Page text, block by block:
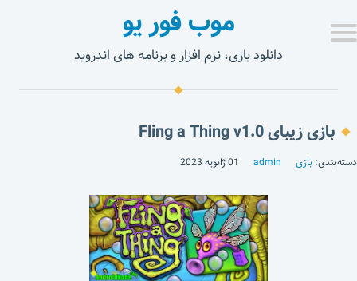
موب فور یو
دانلود بازی، نرم افزار و برنامه های اندروید
بازی زیبای Fling a Thing v1.0
دسته‌بندی: بازی admin 01 ژانویه 2023